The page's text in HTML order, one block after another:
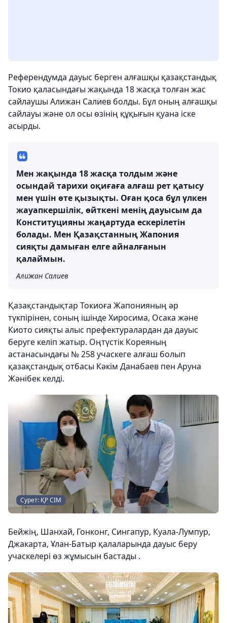
Референдумда дауыс берген алғашқы қазақстандық
Токио қаласындағы жақында 18 жасқа толған жас
сайлаушы Алижан Салиев болды. Бұл оның алғашқы
сайлауы және ол осы өзінің құқығын қуана іске
асырды.
Мен жақында 18 жасқа толдым және
осындай тарихи оқиғаға алғаш рет қатысу
мен үшін өте қызықты. Оған қоса бұл үлкен
жауапкершілік, өйткені менің дауысым да
Конституцияны жаңартуда ескерілетін
болады. Мен Қазақстанның Жапония
сияқты дамыған елге айналғанын
қалаймын.
Алижан Салиев
Қазақстандықтар Токиоға Жапонияның әр
түкпірінен, соның ішінде Хиросима, Осака және
Киото сияқты алыс префектуралардан да дауыс
беруге келіп жатыр. Оңтүстік Кореяның
астанасындағы № 258 учаскеге алғаш болып
қазақстандық отбасы Кәкім Данабаев пен Аруна
Жәнібек келді.
Сурет: ҚР СІМ
Бейжің, Шанхай, Гонконг, Сингапур, Куала-Лумпур,
Джакарта, Ұлан-Батыр қалаларында дауыс беру
учаскелері өз жұмысын бастады .